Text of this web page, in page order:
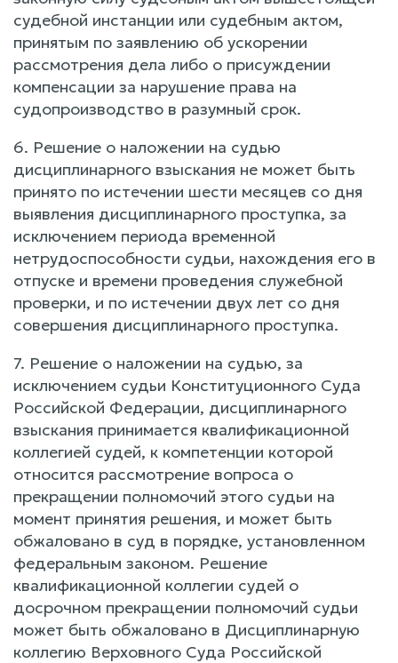
судебной инстанции или судебным актом,
принятым по заявлению об ускорении
рассмотрения дела либо о присуждении
компенсации за нарушение права на
судопроизводство в разумный срок.
6. Решение о наложении на судью
дисциплинарного взыскания не может быть
принято по истечении шести месяцев со дня
выявления дисциплинарного проступка, за
исключением периода временной
нетрудоспособности судьи, нахождения его в
отпуске и времени проведения служебной
проверки, и по истечении двух лет со дня
совершения дисциплинарного проступка.
7. Решение о наложении на судью, за
исключением судьи Конституционного Суда
Российской Федерации, дисциплинарного
взыскания принимается квалификационной
коллегией судей, к компетенции которой
относится рассмотрение вопроса о
прекращении полномочий этого судьи на
момент принятия решения, и может быть
обжаловано в суд в порядке, установленном
федеральным законом. Решение
квалификационной коллегии судей о
досрочном прекращении полномочий судьи
может быть обжаловано в Дисциплинарную
коллегию Верховного Суда Российской